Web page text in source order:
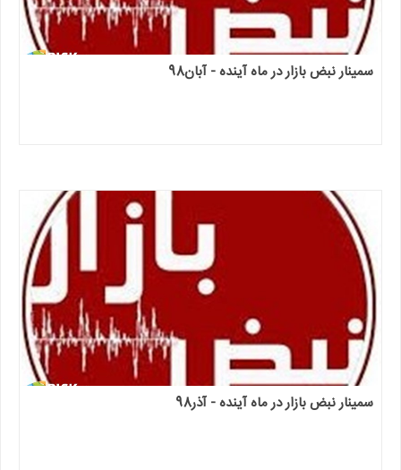
سمینار نبض بازار در ماه آینده - آبان98
سمینار نبض بازار در ماه آینده - آذر98